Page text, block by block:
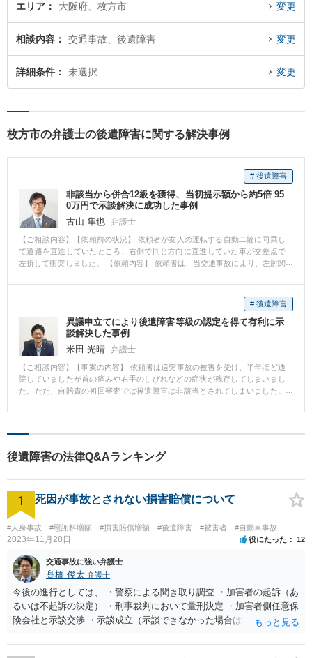
エリア 大阪府、枚方市 変更
相談内容 交通事故、後遺障害 変更
詳細条件 未選択 変更
枚方市の弁護士の後遺障害に関する解決事例
# 後遺障害
非該当から併合12級を獲得、当初提示額から約5倍 95
0万円で示談解決に成功した事例
古山 隼也 弁護士
【ご相談内容】【依頼前の状況】 依頼者が友人の運転する自動二輪に同乗し
て道路を直進していたところ、右側で同じ方向に直進していた車が交差点で
左折して衝突しました。 【依頼内容】 依頼者は、当交通事故により、左肘関
を受傷し、左肘の手術を受けました。 ところが、自宅の引っ越しなどもあ
り、退院後の通院もわずかで終了しました。 そこで保険会社は後遺障害を非
該当扱いとして、賠償額を提示してきたため、当事務所に依頼されました。
【対応と結果】 受傷内容やご依頼時の症状から、後遺障害等級の認定を受け
られる可能性があると判断し、治療再開を経て、認定申請を行いました。 主
治医の作成した後遺障害診断書に不備が見られましたが、併合12級の認定の
獲得に成功しました。 その後、後遺障害慰謝料、後遺障害逸失利益を含めた
損害全部について粘り強く交渉し、最終的には当初の提示額から約5倍に増額
した賠償金を受け取ることができました。
# 後遺障害
異議申立てにより後遺障害等級の認定を得て有利に示
談解決した事例
米田 光晴 弁護士
【ご相談内容】【事案の内容】 依頼者は追突事故の被害を受け、半年ほど通
院していましたが首の痛みや右手のしびれなどの症状が残存してしまいまし
た。ただ、自賠責の初回審査では後遺障害は非該当とされてしまいました。
を確認したところ異常所見が認められたことから異議申立てすることを決断
を作成し医師に回答を依頼しました。また、依頼者からは生活状況等を聞き
取り日常生活上の支障などを記載した陳述書も作成しました。 このように準
の結果、後遺障害があることを前提として、後遺障害慰謝料、後遺障害逸失
利益を考慮した有利な条件で示談解決することができました。 【弁護士のコ
メント】 本件ではMRI画像や医師の意見から異議申立てが認められる可能性
があると判断し、適切な準備をして臨んだことで弁護士の見通しどおりに後
遺障害等級の認定が得られました。 異議申立ては闇雲にやっても意味がな
く、しっかりとした準備が不可欠です。弁護士に依頼しなかった場合、本件
のような準備を自身で行うことは難しく、異議申立てが認められなかったお
それもあります。その場合、最終的な示談金額は200万円程度低くなったと予
想されますので、弁護士に依頼されてよかったといえるケースです。
後遺障害の法律Q&Aランキング
1 死因が事故とされない損害賠償について
#人身事故 #慰謝料増額 #損害賠償増額 #後遺障害 #被害者 #自動車事故
2023年11月28日 役にたった 12
交通事故に強い弁護士
髙橋 俊太 弁護士
今後の進行としては、 ・警察による聞き取り調査 ・加害者の起訴（あ
るいは不起訴の決定） ・刑事裁判において量刑決定 ・加害者側任意保
険会社と示談交渉 ・示談成立（示談できなかった場合は裁判） となり
加害者に対する処罰感情など尋ねられるはずですので、率直にお答え